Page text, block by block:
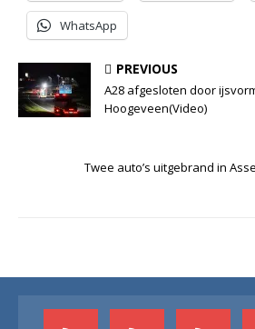
WhatsApp
PREVIOUS
A28 afgesloten door
Hoogeveen(Video)
Twee auto’s uitgebrand in